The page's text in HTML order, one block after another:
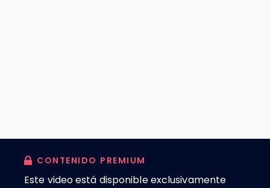
CONTENIDO PREMIUM
Este video está disponible exclusivamente